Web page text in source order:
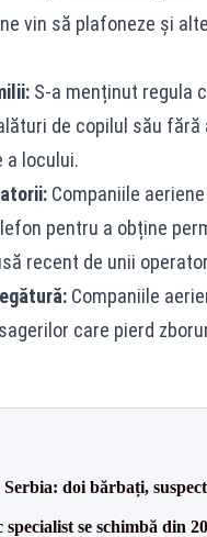
vin să plafoneze și
S-a menținut regula
de copilul său
a locului.
Companiile
pentru a obține
recent de unii
Companiile
care pierd
doi bărbați,
se schimbă din